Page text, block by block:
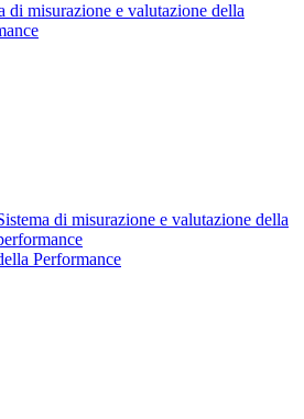
di misurazione e valutazione della
di misurazione e valutazione della
Performance